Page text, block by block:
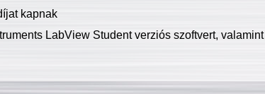
kapnak
LabView Student verziós szoftvert, valamint